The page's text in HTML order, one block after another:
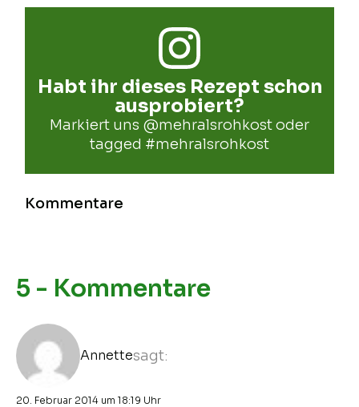
Habt ihr dieses Rezept schon
ausprobiert?
Markiert uns @mehralsrohkostoder
tagged #mehralsrohkost
Kommentare
5 - Kommentare
Annettesagt:
20. Februar 2014 um 18:19 Uhr